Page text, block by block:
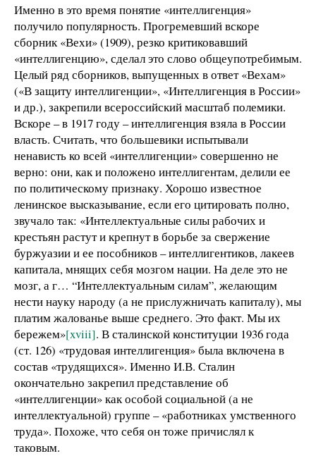
Именно в это время понятие «интеллигенция»
получило популярность. Прогремевший вскоре
сборник «Вехи» (1909), резко критиковавший
«интеллигенцию», сделал это слово общеупотребимым.
Целый ряд сборников, выпущенных в ответ «Вехам»
(«В защиту интеллигенции», «Интеллигенция в России»
и др.), закрепили всероссийский масштаб полемики.
Вскоре – в 1917 году – интеллигенция взяла в России
власть. Считать, что большевики испытывали
ненависть ко всей «интеллигенции» совершенно не
верно: они, как и положено интеллигентам, делили ее
по политическому признаку. Хорошо известное
ленинское высказывание, если его цитировать полно,
звучало так: «Интеллектуальные силы рабочих и
крестьян растут и крепнут в борьбе за свержение
буржуазии и ее пособников – интеллигентиков, лакеев
капитала, мнящих себя мозгом нации. На деле это не
мозг, а г… “Интеллектуальным силам”, желающим
нести науку народу (а не прислужничать капиталу), мы
платим жалованье выше среднего. Это факт. Мы их
бережем»[xviii]. В сталинской конституции 1936 года
(ст. 126) «трудовая интеллигенция» была включена в
состав «трудящихся». Именно И.В. Сталин
окончательно закрепил представление об
«интеллигенции» как особой социальной (а не
интеллектуальной) группе – «работниках умственного
труда». Похоже, что себя он тоже причислял к
таковым.